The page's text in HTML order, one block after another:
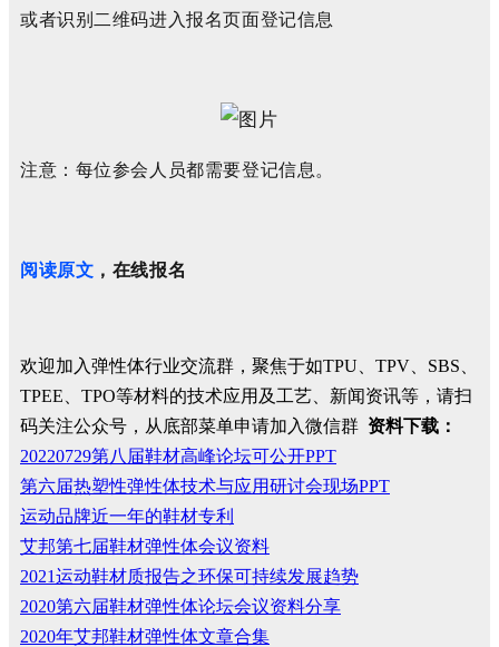
或者识别二维码进入报名页面登记信息
注意：每位参会人员都需要登记信息。
阅读原文 ，在线报名
欢迎加入弹性体行业交流群，聚焦于如TPU、TPV、SBS、
TPEE、TPO等材料的技术应用及工艺、新闻资讯等，请扫
码关注公众号，从底部菜单申请加入微信群 资料下载：
20220729第八届鞋材高峰论坛可公开PPT
第六届热塑性弹性体技术与应用研讨会现场PPT
运动品牌近一年的鞋材专利
艾邦第七届鞋材弹性体会议资料
2021运动鞋材质报告之环保可持续发展趋势
2020第六届鞋材弹性体论坛会议资料分享
2020年艾邦鞋材弹性体文章合集